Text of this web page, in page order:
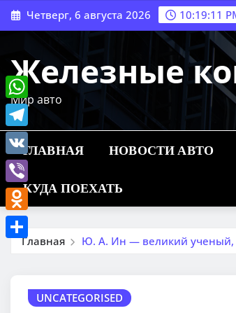
Перейти
к
Четверг, 6 августа 2026 10:19:12
Железные
Мир авто
ГЛАВНАЯ НОВОСТИ АВТО
КУДА ПОЕХАТЬ
Главная Ю. А. Ин — великий ученый,
UNCATEGORISED
WhatsApp
Telegram
VK
Viber
Odnoklassniki
Отправить